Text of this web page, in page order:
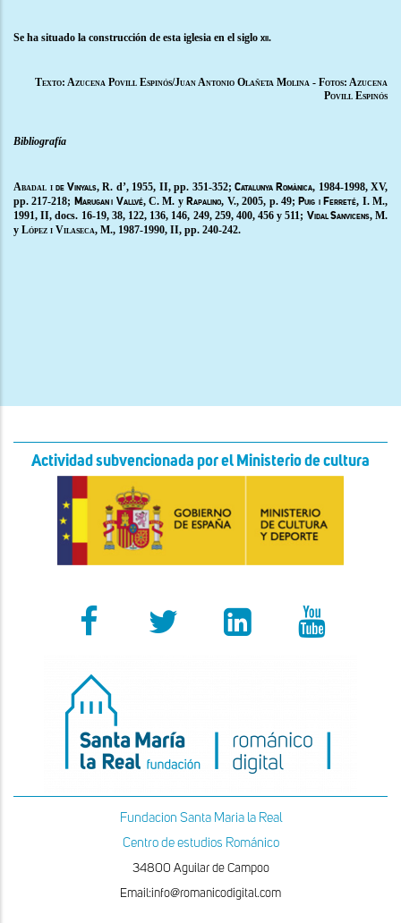
Se ha situado la construcción de esta iglesia en el siglo xii.
Texto: Azucena Povill Espinós/Juan Antonio Olañeta Molina - Fotos: Azucena
Povill Espinós
Bibliografía
Abadal i de Vinyals, R. d’, 1955, II, pp. 351-352;Catalunya Romànica, 1984-1998, XV,
pp. 217-218; Marugan i Vallvé, C. M. y Rapalino, V., 2005, p. 49; Puig i Ferreté, I. M.,
1991, II, docs. 16-19, 38, 122, 136, 146, 249, 259, 400, 456 y 511; Vidal Sanvicens, M.
y López i Vilaseca, M., 1987-1990, II, pp. 240-242.
Actividad subvencionada por el Ministerio de cultura
Fundacion Santa Maria la Real
Centro de estudios Románico
34800 Aguilar de Campoo
Email:info@romanicodigital.com